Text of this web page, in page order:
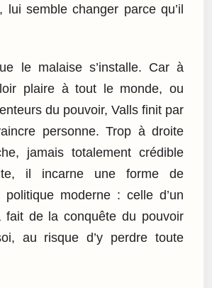
lui semble changer parce qu’il
le malaise s’installe. Car à
plaire à tout le monde, ou
du pouvoir, Valls finit par
personne. Trop à droite
jamais totalement crédible
il incarne une forme de
politique moderne : celle d’un
fait de la conquête du pouvoir
au risque d’y perdre toute